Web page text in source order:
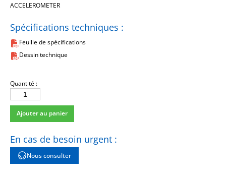
Spécifications techniques :
Feuille de spécifications
Dessin technique
ACCELEROMETER
Quantité :
quantité
de
7250B-
Ajouter au panier
En cas de besoin urgent :
Nous consulter